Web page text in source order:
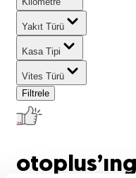
Yakıt Türü
Kasa Tipi
Vites Türü
Filtrele
otoplus’ın